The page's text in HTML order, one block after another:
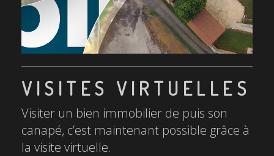
VISITES VIRTUELLES
Visiter un bien immobilier de puis son
canapé, c’est maintenant possible grâce à
la visite virtuelle.